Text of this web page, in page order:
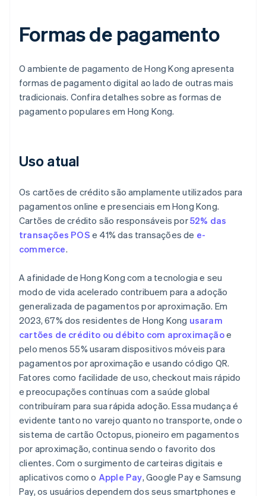
Formas de pagamento
O ambiente de pagamento de Hong Kong apresenta
formas de pagamento digital ao lado de outras mais
tradicionais. Confira detalhes sobre as formas de
pagamento populares em Hong Kong.
Uso atual
Os cartões de crédito são amplamente utilizados para
pagamentos online e presenciais em Hong Kong.
Cartões de crédito são responsáveis por52% das
transações POS e 41% das transações de e-
commerce.
A afinidade de Hong Kong com a tecnologia e seu
modo de vida acelerado contribuem para a adoção
generalizada de pagamentos por aproximação. Em
2023, 67% dos residentes de Hong Kong usaram
cartões de crédito ou débito com aproximaçãoe
pelo menos 55% usaram dispositivos móveis para
pagamentos por aproximação e usando código QR.
Fatores como facilidade de uso, checkout mais rápido
e preocupações contínuas com a saúde global
contribuíram para sua rápida adoção. Essa mudança é
evidente tanto no varejo quanto no transporte, onde o
sistema de cartão Octopus, pioneiro em pagamentos
por aproximação, continua sendo o favorito dos
clientes. Com o surgimento de carteiras digitais e
aplicativos como o Apple Pay, Google Pay e Samsung
Pay, os usuários dependem dos seus smartphones e